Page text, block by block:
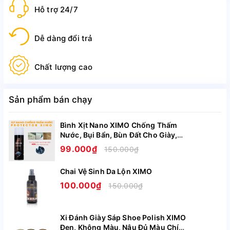
Đức Hà Nội
Xuất nhập khẩu và vận tải Poseidon logistic. Đ/c: Đội
1, thôn Lạc Thị, xã Ngọc Hồi, huyện Thanh Trì, tp. Hà
Nội.
HSD: 27/07/2026.
Dòng sản phẩm: Khăn lau giày
Kiểu dáng: Dạng túi
Phân loại: 12 khăn lau và 32 khăn lau
Chất liệu: Vải không dệt
Mùi hương thơm nhẹ, tự nhiên
Hỗ trợ 24/7
Dễ dàng đổi trả
Chất lượng cao
Sản phẩm bán chạy
Bình Xịt Nano XIMO Chống Thấm
Nước, Bụi Bẩn, Bùn Đất Cho Giày,
Túi, Áo, Mũ Nón Cao Cấp XI11
99.000₫ 150.000₫
Chai Vệ Sinh Da Lộn XIMO
100.000₫ 150.000₫
Xi Đánh Giày Sáp Shoe Polish XIMO
Đen, Không Màu, Nâu Đủ Màu Chính